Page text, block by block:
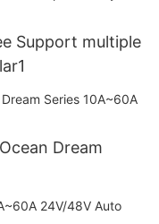
Support multiple
Dream